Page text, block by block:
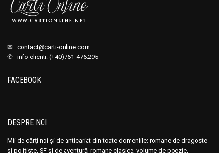
✉ contact@carti-online.com
✆ info clienti: (+40)761-476.295
FACEBOOK
DESPRE NOI
Mii de cărți noi și de anticariat din toate domeniile: romane de dragoste
și polițiste, SF și de aventură, romane clasice, volume de poezie,